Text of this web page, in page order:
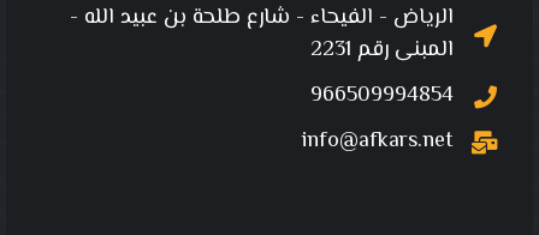
الرياض - الفيحاء - شارع طلحة بن عبيد الله -
المبنى رقم 2231
966509994854
info@afkars.net